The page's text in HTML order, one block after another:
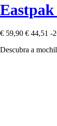
Eastpak
€ 59,90 € 44,51 -
Descubra a